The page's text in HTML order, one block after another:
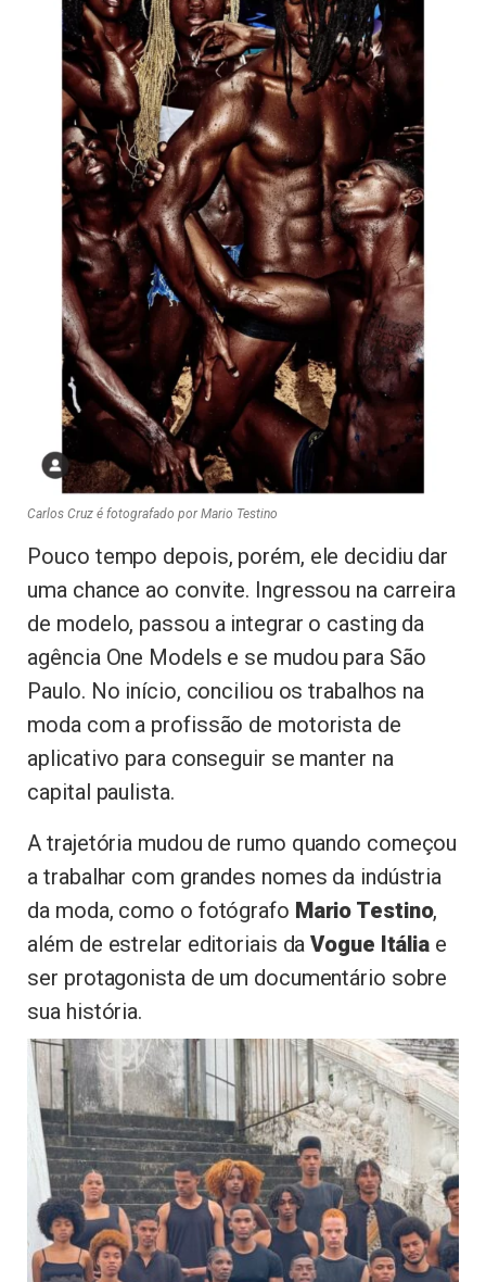
Carlos Cruz é fotografado por Mario Testino
Pouco tempo depois, porém, ele decidiu dar
uma chance ao convite. Ingressou na carreira
de modelo, passou a integrar o casting da
agência One Models e se mudou para São
Paulo. No início, conciliou os trabalhos na
moda com a profissão de motorista de
aplicativo para conseguir se manter na
capital paulista.
A trajetória mudou de rumo quando começou
a trabalhar com grandes nomes da indústria
da moda, como o fotógrafo Mario Testino,
além de estrelar editoriais daVogue Itália e
ser protagonista de um documentário sobre
sua história.